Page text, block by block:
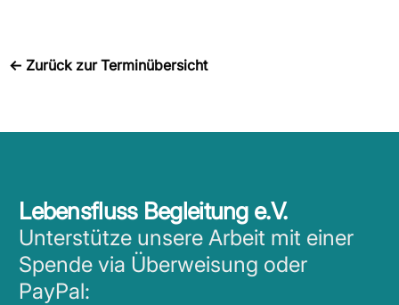
← Zurück zur Terminübersicht
Lebensfluss Begleitung e.V.
Unterstütze unsere Arbeit mit einer
Spende via Überweisung oder
PayPal: